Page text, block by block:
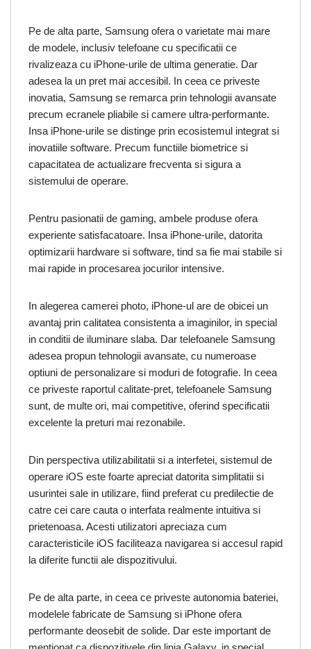
Pe de alta parte, Samsung ofera o varietate mai mare
de modele, inclusiv telefoane cu specificatii ce
rivalizeaza cu iPhone-urile de ultima generatie. Dar
adesea la un pret mai accesibil. In ceea ce priveste
inovatia, Samsung se remarca prin tehnologii avansate
precum ecranele pliabile si camere ultra-performante.
Insa iPhone-urile se distinge prin ecosistemul integrat si
inovatiile software. Precum functiile biometrice si
capacitatea de actualizare frecventa si sigura a
sistemului de operare.
Pentru pasionatii de gaming, ambele produse ofera
experiente satisfacatoare. Insa iPhone-urile, datorita
optimizarii hardware si software, tind sa fie mai stabile si
mai rapide in procesarea jocurilor intensive.
In alegerea camerei photo, iPhone-ul are de obicei un
avantaj prin calitatea consistenta a imaginilor, in special
in conditii de iluminare slaba. Dar telefoanele Samsung
adesea propun tehnologii avansate, cu numeroase
optiuni de personalizare si moduri de fotografie. In ceea
ce priveste raportul calitate-pret, telefoanele Samsung
sunt, de multe ori, mai competitive, oferind specificatii
excelente la preturi mai rezonabile.
Din perspectiva utilizabilitatii si a interfetei, sistemul de
operare iOS este foarte apreciat datorita simplitatii si
usurintei sale in utilizare, fiind preferat cu predilectie de
catre cei care cauta o interfata realmente intuitiva si
prietenoasa. Acesti utilizatori apreciaza cum
caracteristicile iOS faciliteaza navigarea si accesul rapid
la diferite functii ale dispozitivului.
Pe de alta parte, in ceea ce priveste autonomia bateriei,
modelele fabricate de Samsung si iPhone ofera
performante deosebit de solide. Dar este important de